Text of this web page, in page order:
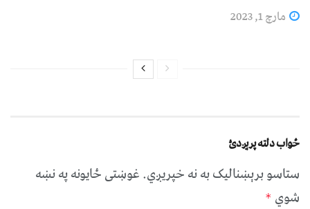
مارچ 1, 2023
ځواب دلته پرېږدئ
ستاسو برېښناليک به نه خپريږي.غوښتى ځایونه په نښه
شوي *